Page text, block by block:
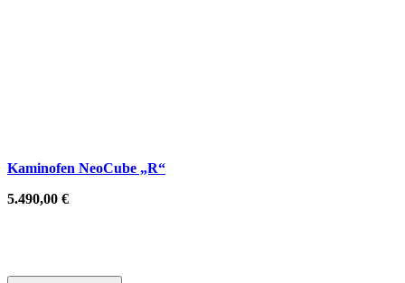
Kaminofen NeoCube „R“
5.490,00 €